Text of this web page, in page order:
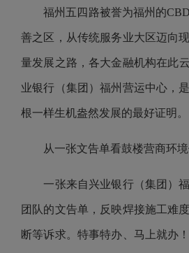
福州五四路被誉为福州的CBD
善之区，从传统服务业大区迈向
量发展之路，各大金融机构在
业银行（集团）福州营运中心，
根一样生机盎然发展的最好证明。
从一张文告单看鼓楼营商环境
一张来自兴业银行（集团）福
团队的文告单，反映焊接施工难
断等诉求。特事特办、马上就办